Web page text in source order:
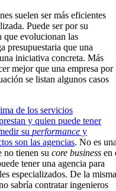
suelen ser más eficientes
Puede ser por su
que evolucionan las
presupuestaria que una
iniciativa concreta. Más
mejor que una empresa por
se listan algunos casos
de los servicios
y quien puede tener
su performance y
son las agencias. No es
no tienen su core business en
tener una agencia para
especializados. De la misma
sabría contratar ingenieros